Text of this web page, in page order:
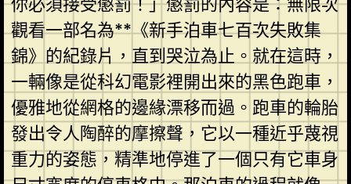
觀看一部名為**《新手泊車七百次失敗集
錦》的紀錄片，直到哭泣為止。就在這時，
一輛像是從科幻電影裡開出來的黑色跑車，
優雅地從網格的邊緣漂移而過。跑車的輪胎
發出令人陶醉的摩擦聲，它以一種近乎蔑視
重力的姿態，精準地停進了一個只有它車身